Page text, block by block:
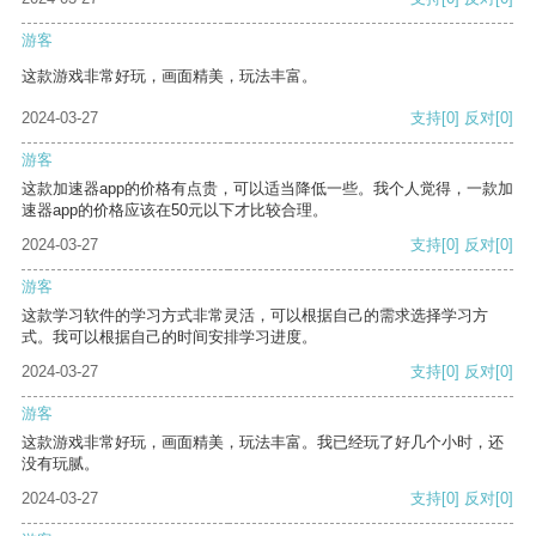
游客
这款游戏非常好玩，画面精美，玩法丰富。
2024-03-27 支持[0] 反对[0]
游客
这款加速器app的价格有点贵，可以适当降低一些。我个人觉得，一款加
速器app的价格应该在50元以下才比较合理。
2024-03-27
支持[0] 反对[0]
游客
这款学习软件的学习方式非常灵活，可以根据自己的需求选择学习方
式。我可以根据自己的时间安排学习进度。
2024-03-27
支持[0] 反对[0]
游客
这款游戏非常好玩，画面精美，玩法丰富。我已经玩了好几个小时，还
没有玩腻。
2024-03-27
支持[0] 反对[0]